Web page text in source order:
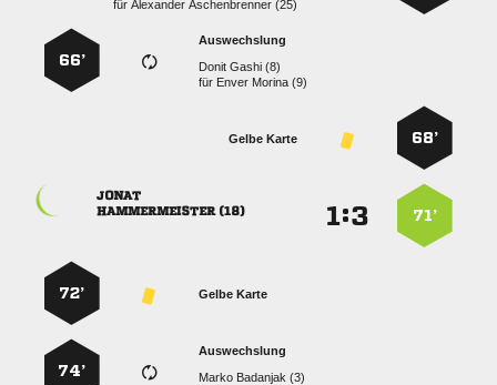
für  
Auswechslung
  
für   
66’
68’
Gelbe Karte
71’
:

 
Gelbe Karte
72’
Auswechslung
  
74’